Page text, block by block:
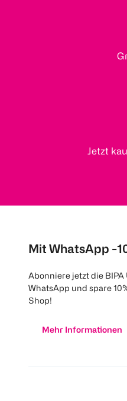
Jetzt
Mit WhatsApp -
Abonniere jetzt die BIPA
WhatsApp und spare
Shop!
Mehr Informationen